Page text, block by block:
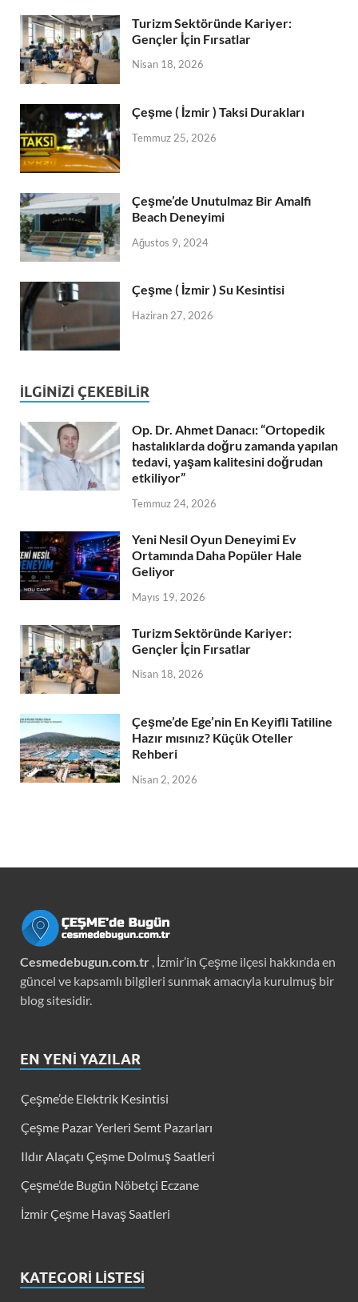
Turizm Sektöründe Kariyer:
Gençler İçin Fırsatlar
Nisan 18, 2026
Çeşme ( İzmir ) Taksi Durakları
Temmuz 25, 2026
Çeşme’de Unutulmaz Bir Amalfi
Beach Deneyimi
Ağustos 9, 2024
Çeşme ( İzmir ) Su Kesintisi
Haziran 27, 2026
İLGINIZI ÇEKEBILIR
Op. Dr. Ahmet Danacı: “Ortopedik
hastalıklarda doğru zamanda yapılan
tedavi, yaşam kalitesini doğrudan
etkiliyor”
Temmuz 24, 2026
Yeni Nesil Oyun Deneyimi Ev
Ortamında Daha Popüler Hale
Geliyor
Mayıs 19, 2026
Turizm Sektöründe Kariyer:
Gençler İçin Fırsatlar
Nisan 18, 2026
Çeşme’de Ege’nin En Keyifli Tatiline
Hazır mısınız? Küçük Oteller
Rehberi
Nisan 2, 2026
Cesmedebugun.com.tr , İzmir’in Çeşme ilçesi hakkında en
güncel ve kapsamlı bilgileri sunmak amacıyla kurulmuş bir
blog sitesidir.
EN YENI YAZILAR
Çeşme’de Elektrik Kesintisi
Çeşme Pazar Yerleri Semt Pazarları
Ildır Alaçatı Çeşme Dolmuş Saatleri
Çeşme’de Bugün Nöbetçi Eczane
İzmir Çeşme Havaş Saatleri
KATEGORI LISTESI